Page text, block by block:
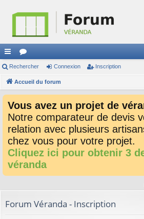
ac
co
ci
or
u
s
Rechercher Connexion Inscription
Accueil du forum
Vous avez un projet de
Notre comparateur de devis
relation avec plusieurs
chez vous pour votre projet.
Cliquez ici pour obtenir 3
véranda
Forum Véranda - Inscription